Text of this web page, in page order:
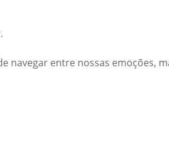
navegar entre nossas emoções,